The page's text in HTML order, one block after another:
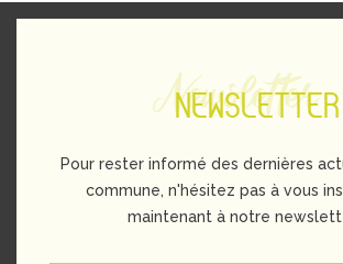
Newsletter
NEWSLETTER
Pour rester informé des dernières
commune, n'hésitez pas à vous
maintenant à notre